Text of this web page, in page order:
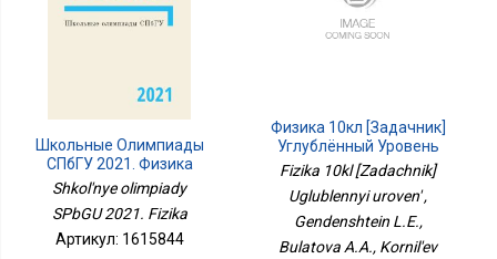
Школьные Олимпиады
СПбГУ 2021. Физика
Shkol'nye olimpiady
SPbGU 2021. Fizika
Артикул: 1615844
Физика 10кл [Задачник]
Углублённый Уровень
Fizika 10kl [Zadachnik]
Uglublennyi uroven' ,
Gendenshtein L.E.,
Bulatova A.A., Kornil'ev